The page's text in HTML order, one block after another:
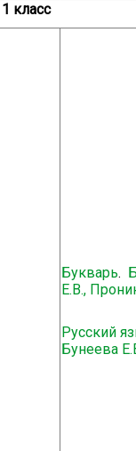
1 класс
Букварь.
Е.В.,
Русский
Бунеева